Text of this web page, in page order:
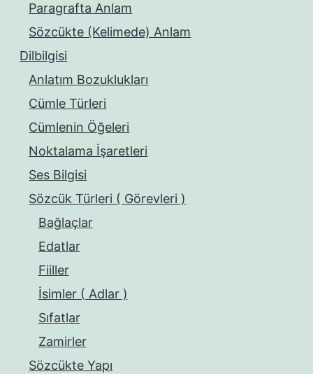
Paragrafta Anlam
Sözcükte (Kelimede) Anlam
Dilbilgisi
Anlatım Bozuklukları
Cümle Türleri
Cümlenin Öğeleri
Noktalama İşaretleri
Ses Bilgisi
Sözcük Türleri ( Görevleri )
Bağlaçlar
Edatlar
Fiiller
İsimler ( Adlar )
Sıfatlar
Zamirler
Sözcükte Yapı